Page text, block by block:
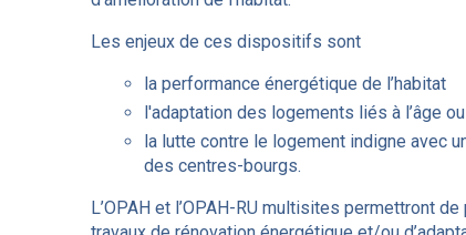
Les enjeux de ces dispositifs sont
la performance énergétique de l’habitat
l'adaptation des logements liés à l’âge
la lutte contre le logement indigne avec
des centres-bourgs.
L’OPAH et l’OPAH-RU multisites permettront